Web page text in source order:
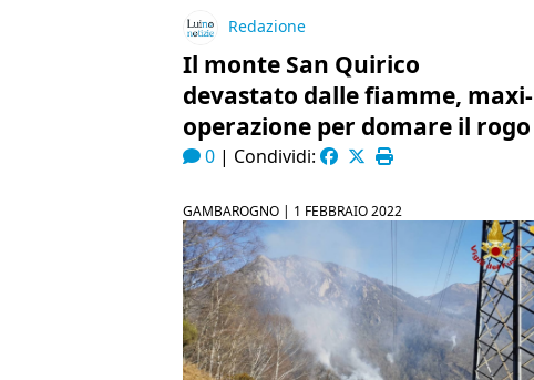
Redazione
Il monte San Quirico
devastato dalle fiamme, maxi-
operazione per domare il rogo
0| Condividi:
GAMBAROGNO | 1 FEBBRAIO 2022